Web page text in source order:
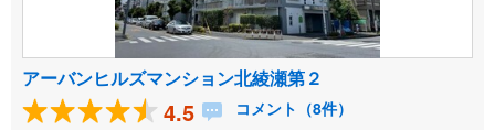
アーバンヒルズマンション北綾瀬第２
4.5 コメント（8件）